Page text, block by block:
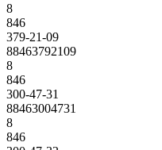
8
846
379-21-09
88463792109
8
846
300-47-31
88463004731
8
846